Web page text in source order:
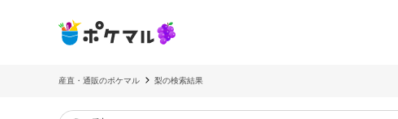
産直・通販のポケマル 梨の検索結果